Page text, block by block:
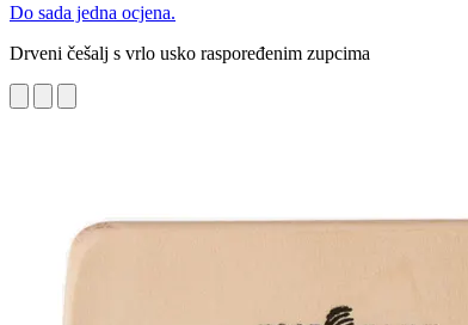
Do sada jedna ocjena.
Drveni češalj s vrlo usko raspoređenim zupcima